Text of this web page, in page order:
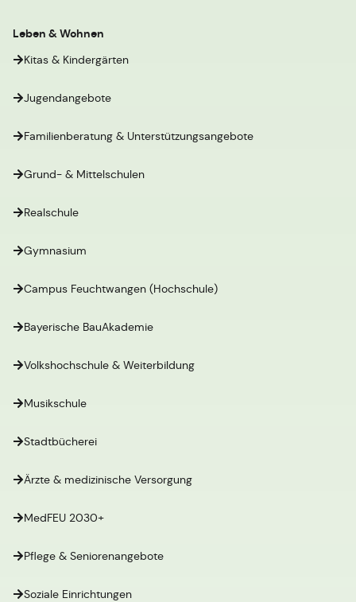
Leben & Wohnen
Kitas & Kindergärten
Jugendangebote
Familienberatung & Unterstützungsangebote
Grund- & Mittelschulen
Realschule
Gymnasium
Campus Feuchtwangen (Hochschule)
Bayerische BauAkademie
Volkshochschule & Weiterbildung
Musikschule
Stadtbücherei
Ärzte & medizinische Versorgung
MedFEU 2030+
Pflege & Seniorenangebote
Soziale Einrichtungen